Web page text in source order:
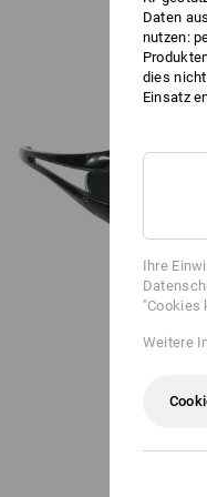
Daten
nutzen:
dies
Einsatz
Ihre
"Cookies
Weitere